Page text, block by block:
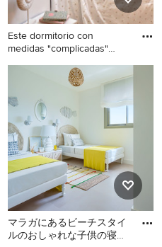
Este dormitorio con
medidas "complicadas"
他の地域にあるお手頃価格
の小さなビーチスタイルの
おしゃれな子供部屋 (白い
壁、濃色無垢フローリン
グ、ティーン向け、茶色い
床、三角天井) の写真
マラガにあるビーチスタイ
ルのおしゃれな子供の寝室